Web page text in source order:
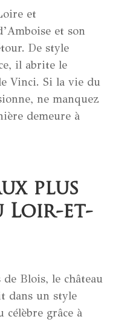
et
et son
De style
il abrite le
Vinci. Si la vie du
ne manquez
demeure à
plus
Loir-et-
Blois, le château
dans un style
célèbre grâce à